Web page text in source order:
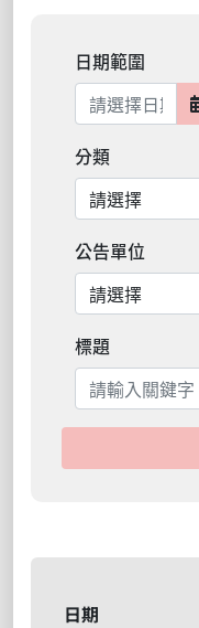
日期範圍
分類
公告單位
標題
搜尋
日期